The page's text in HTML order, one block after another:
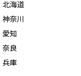
北海道
神奈川
愛知
奈良
兵庫